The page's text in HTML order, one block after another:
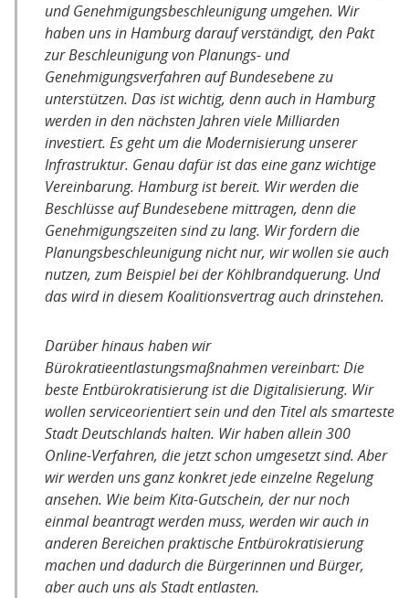
und Genehmigungsbeschleunigung umgehen. Wir
haben uns in Hamburg darauf verständigt, den Pakt
zur Beschleunigung von Planungs- und
Genehmigungsverfahren auf Bundesebene zu
unterstützen. Das ist wichtig, denn auch in Hamburg
werden in den nächsten Jahren viele Milliarden
investiert. Es geht um die Modernisierung unserer
Infrastruktur. Genau dafür ist das eine ganz wichtige
Vereinbarung. Hamburg ist bereit. Wir werden die
Beschlüsse auf Bundesebene mittragen, denn die
Genehmigungszeiten sind zu lang. Wir fordern die
Planungsbeschleunigung nicht nur, wir wollen sie auch
nutzen, zum Beispiel bei der Köhlbrandquerung. Und
das wird in diesem Koalitionsvertrag auch drinstehen.
Darüber hinaus haben wir
Bürokratieentlastungsmaßnahmen vereinbart: Die
beste Entbürokratisierung ist die Digitalisierung. Wir
wollen serviceorientiert sein und den Titel als smarteste
Stadt Deutschlands halten. Wir haben allein 300
Online-Verfahren, die jetzt schon umgesetzt sind. Aber
wir werden uns ganz konkret jede einzelne Regelung
ansehen. Wie beim Kita-Gutschein, der nur noch
einmal beantragt werden muss, werden wir auch in
anderen Bereichen praktische Entbürokratisierung
machen und dadurch die Bürgerinnen und Bürger,
aber auch uns als Stadt entlasten.